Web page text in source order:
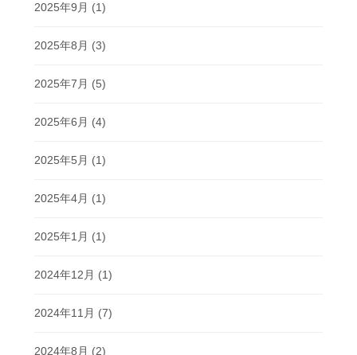
2025年9月 (1)
2025年8月 (3)
2025年7月 (5)
2025年6月 (4)
2025年5月 (1)
2025年4月 (1)
2025年1月 (1)
2024年12月 (1)
2024年11月 (7)
2024年8月 (2)